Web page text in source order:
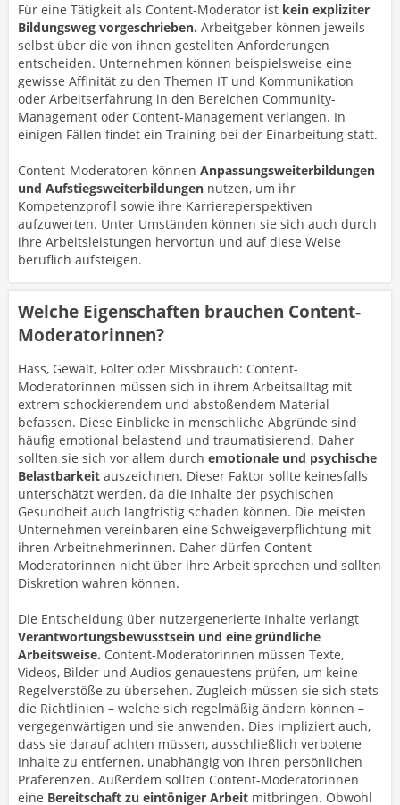
Für eine Tätigkeit als Content-Moderator ist kein expliziter
Bildungsweg vorgeschrieben. Arbeitgeber können jeweils
selbst über die von ihnen gestellten Anforderungen
entscheiden. Unternehmen können beispielsweise eine
gewisse Affinität zu den Themen IT und Kommunikation
oder Arbeitserfahrung in den Bereichen Community-
Management oder Content-Management verlangen. In
einigen Fällen findet ein Training bei der Einarbeitung statt.
Content-Moderatoren können Anpassungsweiterbildungen
und Aufstiegsweiterbildungen nutzen, um ihr
Kompetenzprofil sowie ihre Karriereperspektiven
aufzuwerten. Unter Umständen können sie sich auch durch
ihre Arbeitsleistungen hervortun und auf diese Weise
beruflich aufsteigen.
Welche Eigenschaften brauchen Content-
Moderatorinnen?
Hass, Gewalt, Folter oder Missbrauch: Content-
Moderatorinnen müssen sich in ihrem Arbeitsalltag mit
extrem schockierendem und abstoßendem Material
befassen. Diese Einblicke in menschliche Abgründe sind
häufig emotional belastend und traumatisierend. Daher
sollten sie sich vor allem durch emotionale und psychische
Belastbarkeit auszeichnen. Dieser Faktor sollte keinesfalls
unterschätzt werden, da die Inhalte der psychischen
Gesundheit auch langfristig schaden können. Die meisten
Unternehmen vereinbaren eine Schweigeverpflichtung mit
ihren Arbeitnehmerinnen. Daher dürfen Content-
Moderatorinnen nicht über ihre Arbeit sprechen und sollten
Diskretion wahren können.
Die Entscheidung über nutzergenerierte Inhalte verlangt
Verantwortungsbewusstsein und eine gründliche
Arbeitsweise. Content-Moderatorinnen müssen Texte,
Videos, Bilder und Audios genauestens prüfen, um keine
Regelverstöße zu übersehen. Zugleich müssen sie sich stets
die Richtlinien – welche sich regelmäßig ändern können –
vergegenwärtigen und sie anwenden. Dies impliziert auch,
dass sie darauf achten müssen, ausschließlich verbotene
Inhalte zu entfernen, unabhängig von ihren persönlichen
Präferenzen. Außerdem sollten Content-Moderatorinnen
eine Bereitschaft zu eintöniger Arbeit mitbringen. Obwohl